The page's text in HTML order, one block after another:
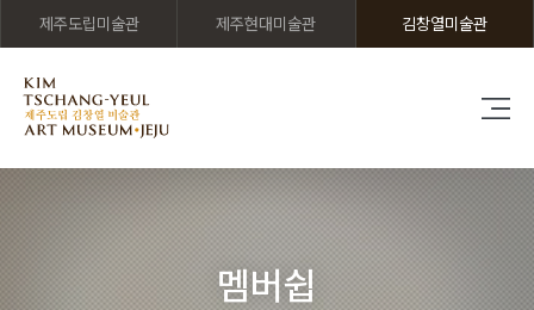
제주도립미술관 제주현대미술관 김창열미술관
멤버쉽